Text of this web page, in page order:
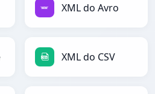
XML do Avro
XML do CSV